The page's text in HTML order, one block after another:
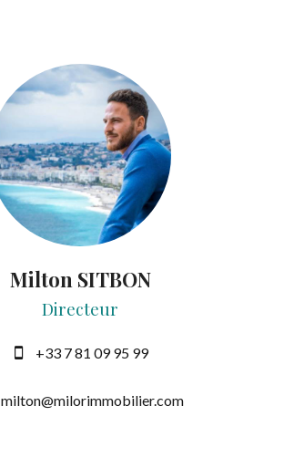
Milton SITBON
Directeur
+33 7 81 09 95 99
milton@milorimmobilier.com